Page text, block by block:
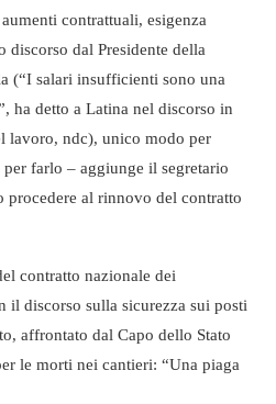
contrattuali, esigenza
discorso dal Presidente della
(“I salari insufficienti sono una
ha detto a Latina nel discorso in
lavoro, ndc), unico modo per
farlo – aggiunge il segretario
procedere al rinnovo del contratto
contratto nazionale dei
il discorso sulla sicurezza sui posti
affrontato dal Capo dello Stato
le morti nei cantieri: “Una piaga